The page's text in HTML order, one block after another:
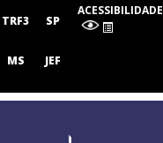
Judiciária
Paulo
TRF3 SP
MS JEF
ACESSIBILIDADE